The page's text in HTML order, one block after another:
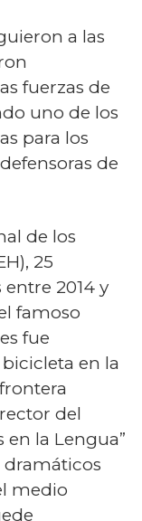
a las
fuerzas de
uno de los
para los
de
de los
25
2014 y
famoso
fue
en la
del
en la Lengua”
dramáticos
medio